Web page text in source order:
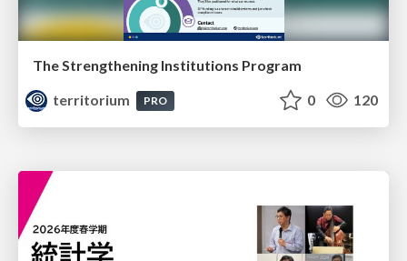
The Strengthening Institutions Program
territorium
PRO 0 120